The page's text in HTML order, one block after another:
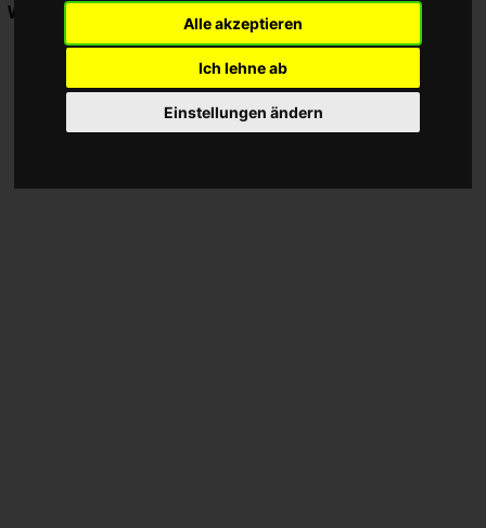
Alle akzeptieren
Ich lehne ab
Einstellungen ändern
Werbung: